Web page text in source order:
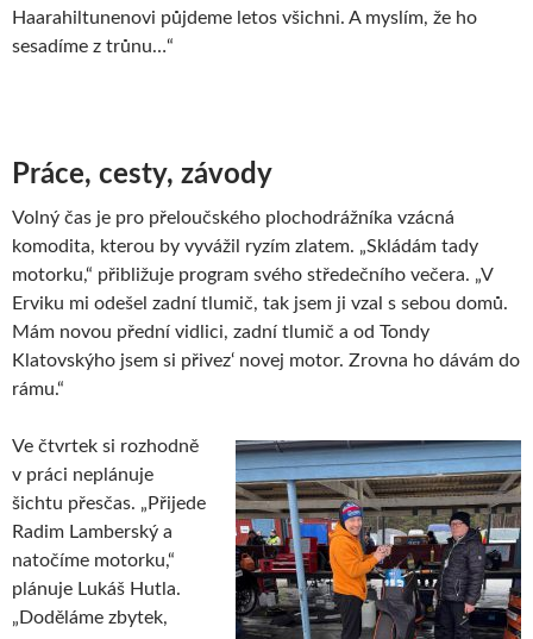
Haarahiltunenovi půjdeme letos všichni. A myslím, že ho
sesadíme z trůnu…“
Práce, cesty, závody
Volný čas je pro přeloučského plochodrážníka vzácná
komodita, kterou by vyvážil ryzím zlatem. „Skládám tady
motorku,“ přibližuje program svého středečního večera. „V
Erviku mi odešel zadní tlumič, tak jsem ji vzal s sebou domů.
Mám novou přední vidlici, zadní tlumič a od Tondy
Klatovskýho jsem si přivez‘ novej motor. Zrovna ho dávám do
rámu.“
Ve čtvrtek si rozhodně
v práci neplánuje
šichtu přesčas. „Přijede
Radim Lamberský a
natočíme motorku,“
plánuje Lukáš Hutla.
„Doděláme zbytek,